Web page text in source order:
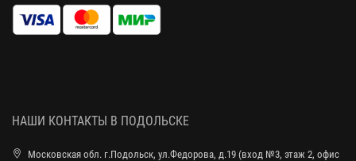
НАШИ КОНТАКТЫ В ПОДОЛЬСКЕ
Московская обл. г.Подольск, ул.Федорова, д.19 (вход №3, этаж 2, офис